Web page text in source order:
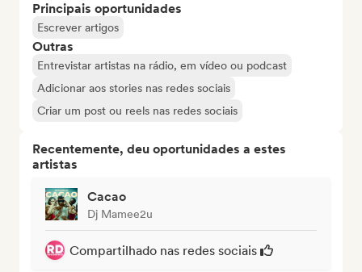
Principais oportunidades
Escrever artigos
Outras
Entrevistar artistas na rádio, em vídeo ou podcast
Adicionar aos stories nas redes sociais
Criar um post ou reels nas redes sociais
Recentemente, deu oportunidades a estes
artistas
Cacao
Dj Mamee2u
Compartilhado nas redes sociais